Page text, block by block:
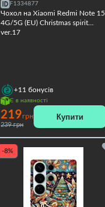
F1334877
Чохол на Xiaomi Redmi Note 15
4G/5G (EU) Christmas spirit
ver.17
+11 бонусів
Є в наявності
219грн
239 грн
Купити
-8%